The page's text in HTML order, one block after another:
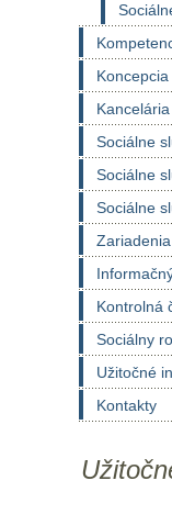
Sociálne
Sociálne
Sociálne
Kontrolná
Sociálny
Užitočné
Kontakty